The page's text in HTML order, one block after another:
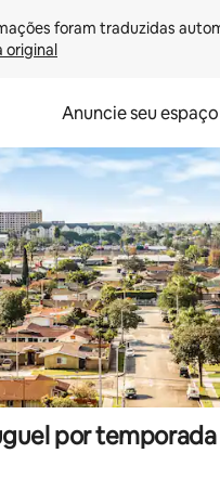
original
Anuncie seu
por